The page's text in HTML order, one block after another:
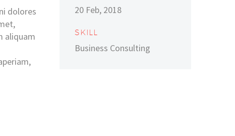
dolores
aliquam
20 Feb, 2018
SKILL
Business Consulting